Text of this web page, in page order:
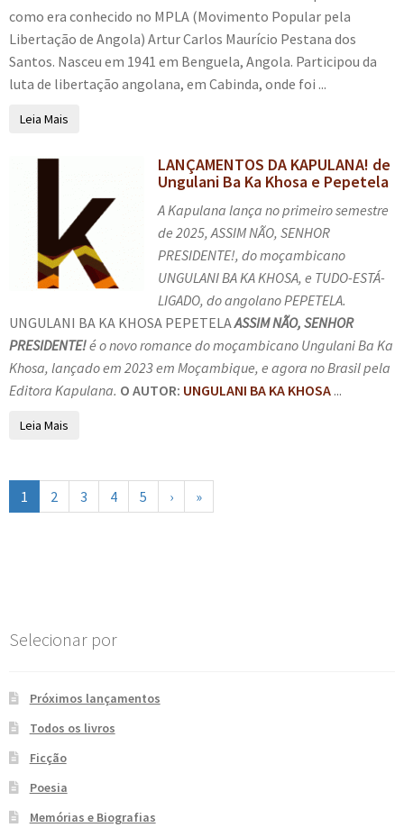
como era conhecido no MPLA (Movimento Popular pela
Libertação de Angola) Artur Carlos Maurício Pestana dos
Santos. Nasceu em 1941 em Benguela, Angola. Participou da
luta de libertação angolana, em Cabinda, onde foi ...
Leia Mais
LANÇAMENTOS DA KAPULANA! de
Ungulani Ba Ka Khosa e Pepetela
A Kapulana lança no primeiro semestre
de 2025, ASSIM NÃO, SENHOR
PRESIDENTE!, do moçambicano
UNGULANI BA KA KHOSA, e TUDO-ESTÁ-
LIGADO, do angolano PEPETELA.
UNGULANI BA KA KHOSA PEPETELAASSIM NÃO, SENHOR
PRESIDENTE!é o novo romance do moçambicano Ungulani Ba Ka
Khosa, lançado em 2023 em Moçambique, e agora no Brasil pela
Editora Kapulana. O AUTOR: UNGULANI BA KA KHOSA ...
Leia Mais
1 2 3 4 5 › »
Selecionar por
Próximos lançamentos
Todos os livros
Ficção
Poesia
Memórias e Biografias